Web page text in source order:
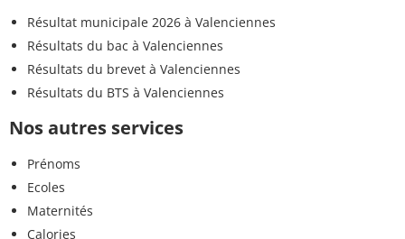
Résultat municipale 2026 à Valenciennes
Résultats du bac à Valenciennes
Résultats du brevet à Valenciennes
Résultats du BTS à Valenciennes
Nos autres services
Prénoms
Ecoles
Maternités
Calories